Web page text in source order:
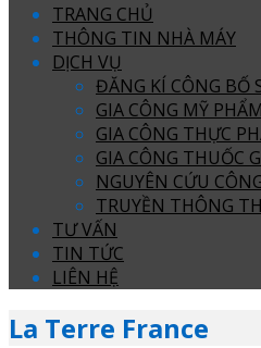
TRANG CHỦ
THÔNG TIN NHÀ MÁY
DỊCH VỤ
ĐĂNG KÍ CÔNG BỐ
GIA CÔNG MỸ PHẨM
GIA CÔNG THỰC
GIA CÔNG THUỐC
NGUYÊN CỨU
TRUYỀN THÔNG
TƯ VẤN
TIN TỨC
LIÊN HỆ
La Terre France